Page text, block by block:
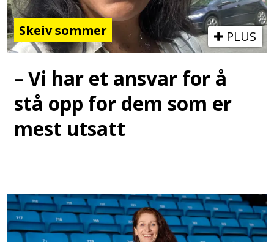
Skeiv sommer PLUS
– Vi har et ansvar for å
stå opp for dem som er
mest utsatt